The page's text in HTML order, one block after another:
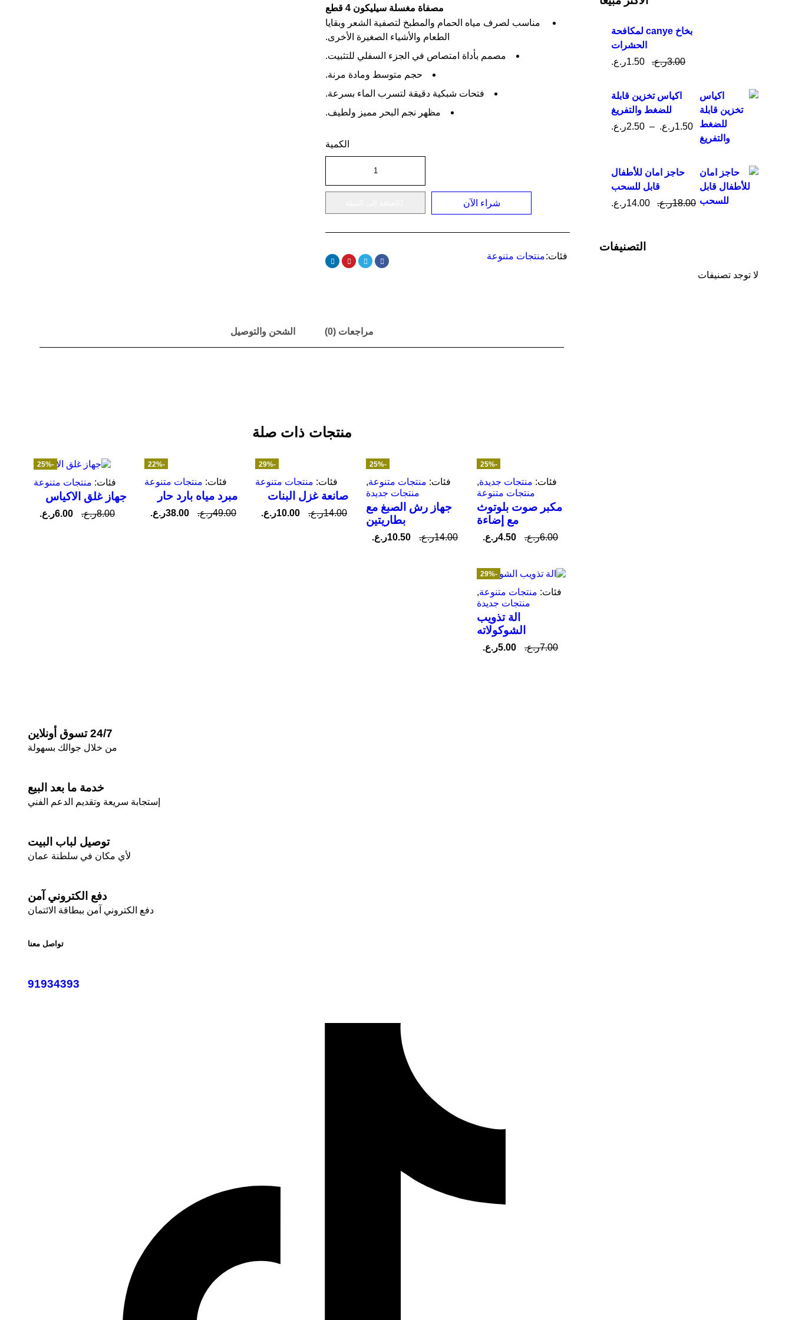
بخاخ canye لمكافحة
الحشرات
3.00ر.ع. 1.50ر.ع.
اكياس تخزين قابلة
للضغط والتفريغ
1.50ر.ع. –
2.50ر.ع.
حاجز امان للأطفال
قابل للسحب
18.00ر.ع. 14.00ر.ع.
التصنيفات
لا توجد تصنيفات
مصفاة مغسلة سيليكون 4 قطع
مناسب لصرف مياه الحمام والمطبخ لتصفية الشعر وبقايا
الطعام والأشياء الصغيرة الأخرى.
مصمم بأداة امتصاص في الجزء السفلي للتثبيت.
حجم متوسط ومادة مرنة.
فتحات شبكية دقيقة لتسرب الماء بسرعة.
مظهر نجم البحر مميز ولطيف.
الكمية
شراء الآن
فئات:منتجات متنوعة
مراجعات (0) الشحن والتوصيل
منتجات ذات صلة
-25%
فئات: منتجات جديدة,
منتجات متنوعة
مكبر صوت بلوتوث
مع إضاءة
6.00ر.ع. 4.50ر.ع.
-25%
فئات: منتجات متنوعة,
منتجات جديدة
جهاز رش الصبغ مع
بطاريتين
14.00ر.ع. 10.50ر.ع.
-29%
فئات: منتجات متنوعة
صانعة غزل البنات
14.00ر.ع. 10.00ر.ع.
-22%
فئات: منتجات متنوعة
مبرد مياه بارد حار
49.00ر.ع. 38.00ر.ع.
-25%
فئات: منتجات متنوعة
جهاز غلق الاكياس
8.00ر.ع. 6.00ر.ع.
-29%
فئات: منتجات متنوعة,
منتجات جديدة
الة تذويب
الشوكولاته
7.00ر.ع. 5.00ر.ع.
24/7 تسوق أونلاين
من خلال جوالك بسهولة
خدمة ما بعد البيع
إستجابة سريعة وتقديم الدعم الفني
توصيل لباب البيت
لأي مكان في سلطنة عمان
دفع الكتروني آمن
دفع الكتروني آمن ببطاقة الائتمان
تواصل معنا
91934393